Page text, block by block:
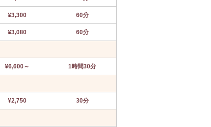
¥3,300 60分
¥3,080 60分
¥6,600～ 1時間30分
¥2,750 30分